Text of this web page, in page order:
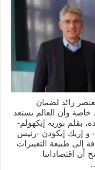
رائد لضمان
خاصة وأن العالم يستعد
بقلم بوريه إيكهولم-
و إريك إيكودن -رئيس
إلى طبيعة التغييرات
أن اقتصاداتنا